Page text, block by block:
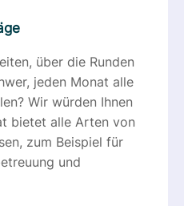
über die Runden
jeden Monat alle
Wir würden Ihnen
bietet alle Arten von
zum Beispiel für
und